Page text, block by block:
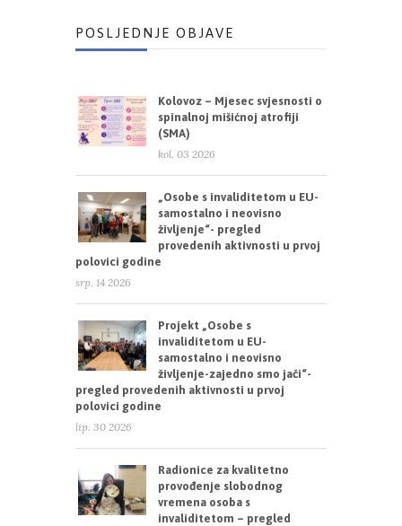
POSLJEDNJE OBJAVE
Kolovoz – Mjesec svjesnosti o
spinalnoj mišićnoj atrofiji
(SMA)
kol. 03 2026
„Osobe s invaliditetom u EU-
samostalno i neovisno
življenje“- pregled
provedenih aktivnosti u prvoj
polovici godine
srp. 14 2026
Projekt „Osobe s
invaliditetom u EU-
samostalno i neovisno
življenje-zajedno smo jači“-
pregled provedenih aktivnosti u prvoj
polovici godine
lip. 30 2026
Radionice za kvalitetno
provođenje slobodnog
vremena osoba s
invaliditetom – pregled